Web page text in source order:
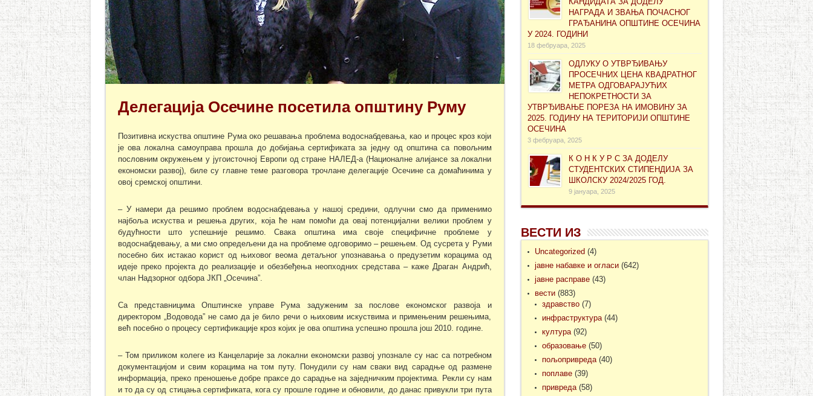
Делегација Осечине посетила општину Руму
Позитивна искуства општине Рума око решавања проблема водоснабдевања, као и процес кроз који
је ова локална самоуправа прошла до добијања сертификата за једну од општина са повољним
пословним окружењем у југоисточној Европи од стране НАЛЕД-а (Националне алијансе за локални
економски развој), биле су главне теме разговора трочлане делегације Осечине са домаћинима у
овој сремској општини.
– У намери да решимо проблем водоснабдевања у нашој средини, одлучни смо да применимо
најбоља искуства и решења других, која ће нам помоћи да овај потенцијални велики проблем у
будућности што успешније решимо. Свака општина има своје специфичне проблеме у
водоснабдевању, а ми смо опредељени да на проблеме одговоримо – решењем. Од сусрета у Руми
посебно бих истакао корист од њиховог веома детаљног упознавања о предузетим корацима од
идеје преко пројекта до реализације и обезбеђења неопходних средстава – каже Драган Андрић,
члан Надзорног одбора ЈКП „Осечина”.
Са представницима Општинске управе Рума задуженим за послове економског развоја и
директором „Водовода” не само да је било речи о њиховим искуствима и примењеним решењима,
већ посебно о процесу сертификације кроз којих је ова општина успешно прошла још 2010. године.
– Том приликом колеге из Канцеларије за локални економски развој упознале су нас са потребном
документацијом и свим корацима на том путу. Понудили су нам сваки вид сарадње од размене
информација, преко преношење добре праксе до сарадње на заједничким пројектима. Рекли су нам
и то да су од стицања сертификата, кога су прошле године и обновили, до данас привукли три пута
НАГРАДА И ЗВАЊА ПОЧАСНОГ
ГРАЂАНИНА ОПШТИНЕ ОСЕЧИНА
У 2024. ГОДИНИ
18 фебруара, 2025
ОДЛУКУ О УТВРЂИВАЊУ
ПРОСЕЧНИХ ЦЕНА КВАДРАТНОГ
МЕТРА ОДГОВАРАЈУЋИХ
НЕПОКРЕТНОСТИ ЗА
УТВРЂИВАЊЕ ПОРЕЗА НА ИМОВИНУ ЗА
2025. ГОДИНУ НА ТЕРИТОРИЈИ ОПШТИНЕ
ОСЕЧИНА
3 фебруара, 2025
К О Н К У Р С ЗА ДОДЕЛУ
СТУДЕНТСКИХ СТИПЕНДИЈА ЗА
ШКОЛСКУ 2024/2025 ГОД.
9 јануара, 2025
ВЕСТИ ИЗ
Uncategorized (4)
јавне набавке и огласи(642)
јавне расправе(43)
вести(883)
здравство(7)
инфраструктура(44)
култура(92)
образовање(50)
пољопривреда(40)
поплаве(39)
привреда(58)